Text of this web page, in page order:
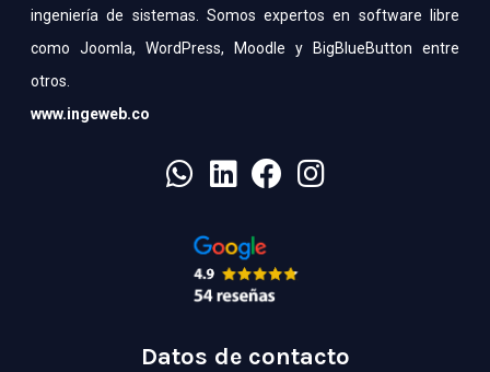
ingeniería de sistemas. Somos expertos en software libre
como Joomla, WordPress, Moodle y BigBlueButton entre
otros.
www.ingeweb.co
Datos de contacto